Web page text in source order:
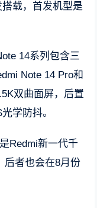
载，首发机型是
14系列包含三
Note 14 Pro和
双曲面屏，后置
学防抖。
Redmi新一代千
后者也会在8月份